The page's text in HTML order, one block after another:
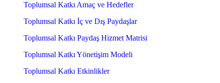
Toplumsal Katkı Amaç ve Hedefler
Toplumsal Katkı İç ve Dış Paydaşlar
Toplumsal Katkı Paydaş Hizmet Matrisi
Toplumsal Katkı Yönetişim Modeli
Toplumsal Katkı Etkinlikler